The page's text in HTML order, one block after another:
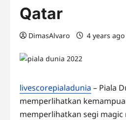
Qatar
DimasAlvaro 4 years
livescorepialadunia – Piala
memperlihatkan
memperlihatkan segi